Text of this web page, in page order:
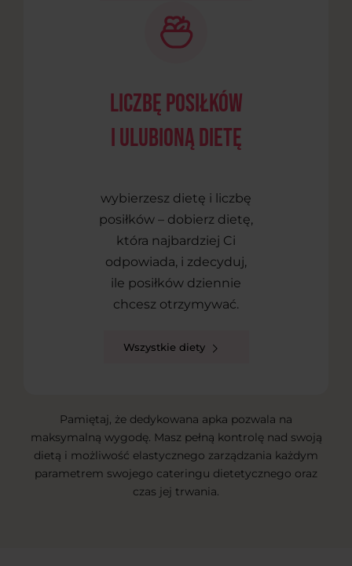
liczbę posiłków
i ulubioną dietę
wybierzesz dietę i liczbę
posiłków – dobierz dietę,
która najbardziej Ci
odpowiada, i zdecyduj,
ile posiłków dziennie
chcesz otrzymywać.
Wszystkie diety
Pamiętaj, że dedykowana apka pozwala na
maksymalną wygodę. Masz pełną kontrolę nad swoją
dietą i możliwość elastycznego zarządzania każdym
parametrem swojego cateringu dietetycznego oraz
czas jej trwania.